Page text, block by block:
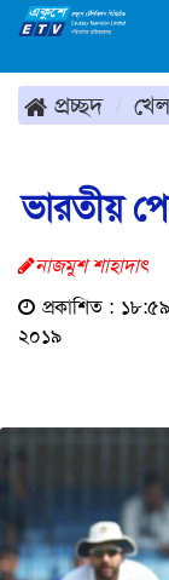
প্রচ্ছদ
ভারতীয়
নাজমুশ শাহাদাৎ
প্রকাশিত :
২০১৯